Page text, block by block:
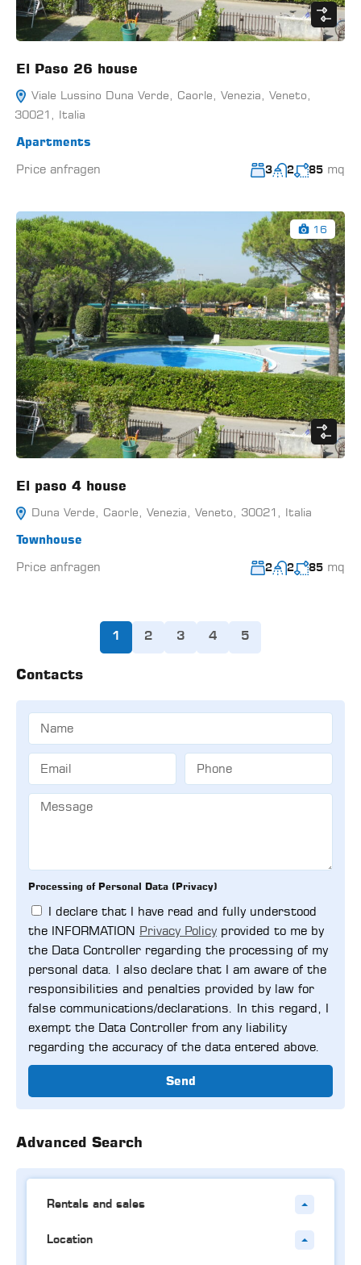
El Paso 26 house
Viale Lussino Duna Verde, Caorle, Venezia, Veneto,
30021, Italia
Apartments
Price anfragen
3 2 85 mq
16
El paso 4 house
Duna Verde, Caorle, Venezia, Veneto, 30021, Italia
Townhouse
Price anfragen
2 2 85 mq
1 2 3 4 5
Contacts
Processing of Personal Data (Privacy)
I declare that I have read and fully understood
the INFORMATION Privacy Policy provided to me by
the Data Controller regarding the processing of my
personal data. I also declare that I am aware of the
responsibilities and penalties provided by law for
false communications/declarations. In this regard, I
exempt the Data Controller from any liability
regarding the accuracy of the data entered above.
Send
Advanced Search
Rentals and sales
Location